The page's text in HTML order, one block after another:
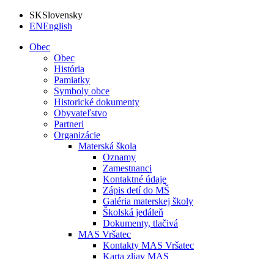
SKSlovensky
ENEnglish
Obec
Obec
História
Pamiatky
Symboly obce
Historické dokumenty
Obyvateľstvo
Partneri
Organizácie
Materská škola
Oznamy
Zamestnanci
Kontaktné údaje
Zápis detí do MŠ
Galéria materskej školy
Školská jedáleň
Dokumenty, tlačivá
MAS Vršatec
Kontakty MAS Vršatec
Karta zliav MAS